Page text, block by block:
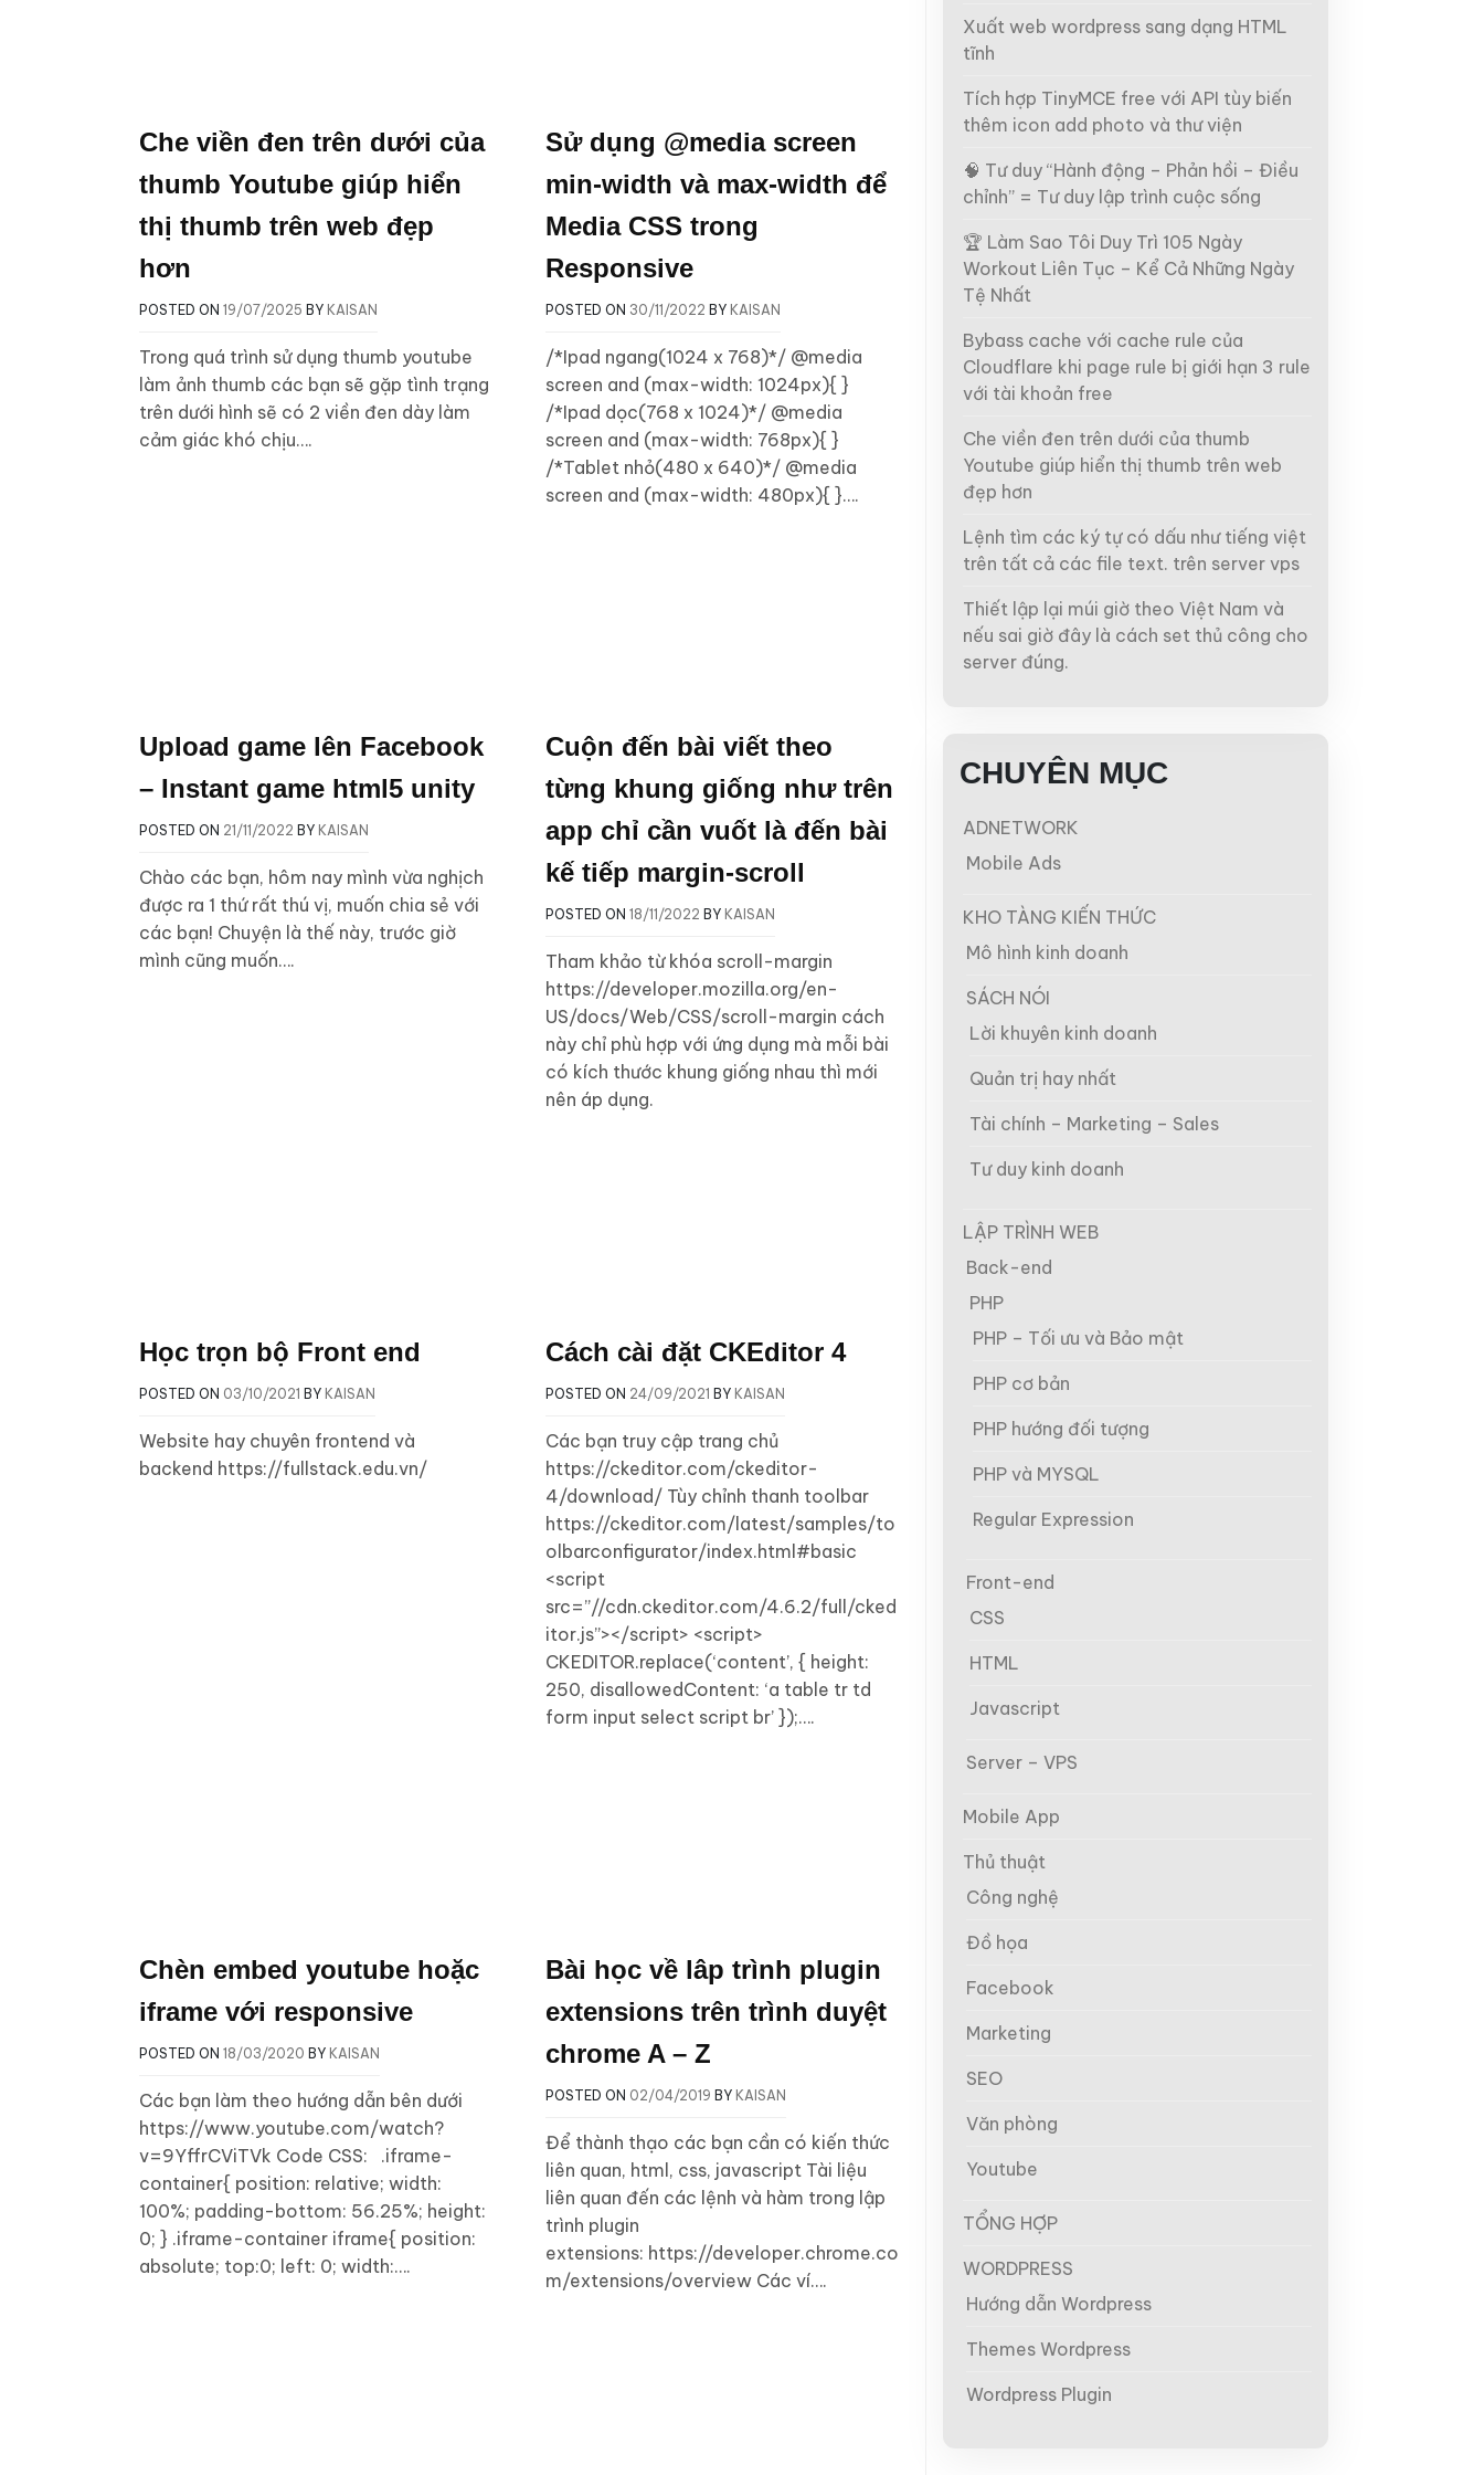
Che viền đen trên dưới của
thumb Youtube giúp hiển
thị thumb trên web đẹp
hơn
POSTED ON 19/07/2025 BY KAISAN
Trong quá trình sử dụng thumb youtube
làm ảnh thumb các bạn sẽ gặp tình trạng
trên dưới hình sẽ có 2 viền đen dày làm
cảm giác khó chịu….
Sử dụng @media screen
min-width và max-width để
Media CSS trong
Responsive
POSTED ON 30/11/2022 BY KAISAN
/*Ipad ngang(1024 x 768)*/ @media
screen and (max-width: 1024px){ }
/*Ipad dọc(768 x 1024)*/ @media
screen and (max-width: 768px){ }
/*Tablet nhỏ(480 x 640)*/ @media
screen and (max-width: 480px){ }….
Upload game lên Facebook
– Instant game html5 unity
POSTED ON 21/11/2022 BY KAISAN
Chào các bạn, hôm nay mình vừa nghịch
được ra 1 thứ rất thú vị, muốn chia sẻ với
các bạn! Chuyện là thế này, trước giờ
mình cũng muốn….
Cuộn đến bài viết theo
từng khung giống như trên
app chỉ cần vuốt là đến bài
kế tiếp margin-scroll
POSTED ON 18/11/2022 BY KAISAN
Tham khảo từ khóa scroll-margin
https://developer.mozilla.org/en-
US/docs/Web/CSS/scroll-margin cách
này chỉ phù hợp với ứng dụng mà mỗi bài
có kích thước khung giống nhau thì mới
nên áp dụng.
Học trọn bộ Front end
POSTED ON 03/10/2021 BY KAISAN
Website hay chuyên frontend và
backend https://fullstack.edu.vn/
Cách cài đặt CKEditor 4
POSTED ON 24/09/2021 BY KAISAN
Các bạn truy cập trang chủ
https://ckeditor.com/ckeditor-
4/download/ Tùy chỉnh thanh toolbar
https://ckeditor.com/latest/samples/to
olbarconfigurator/index.html#basic
<script
src=”//cdn.ckeditor.com/4.6.2/full/cked
itor.js”></script> <script>
CKEDITOR.replace(‘content’, { height:
250, disallowedContent: ‘a table tr td
form input select script br’ });….
Chèn embed youtube hoặc
iframe với responsive
POSTED ON 18/03/2020 BY KAISAN
Các bạn làm theo hướng dẫn bên dưới
https://www.youtube.com/watch?
v=9YffrCViTVk Code CSS: .iframe-
container{ position: relative; width:
100%; padding-bottom: 56.25%; height:
0; } .iframe-container iframe{ position:
absolute; top:0; left: 0; width:….
Bài học về lâp trình plugin
extensions trên trình duyệt
chrome A – Z
POSTED ON 02/04/2019 BY KAISAN
Để thành thạo các bạn cần có kiến thức
liên quan, html, css, javascript Tài liệu
liên quan đến các lệnh và hàm trong lập
trình plugin
extensions: https://developer.chrome.co
m/extensions/overview Các ví….
Xuất web wordpress sang dạng HTML
tĩnh
Tích hợp TinyMCE free với API tùy biến
thêm icon add photo và thư viện
🧠 Tư duy “Hành động – Phản hồi – Điều
chỉnh” = Tư duy lập trình cuộc sống
🏆 Làm Sao Tôi Duy Trì 105 Ngày
Workout Liên Tục – Kể Cả Những Ngày
Tệ Nhất
Bybass cache với cache rule của
Cloudflare khi page rule bị giới hạn 3 rule
với tài khoản free
Che viền đen trên dưới của thumb
Youtube giúp hiển thị thumb trên web
đẹp hơn
Lệnh tìm các ký tự có dấu như tiếng việt
trên tất cả các file text. trên server vps
Thiết lập lại múi giờ theo Việt Nam và
nếu sai giờ đây là cách set thủ công cho
server đúng.
CHUYÊN MỤC
ADNETWORK
Mobile Ads
KHO TÀNG KIẾN THỨC
Mô hình kinh doanh
SÁCH NÓI
Lời khuyên kinh doanh
Quản trị hay nhất
Tài chính – Marketing – Sales
Tư duy kinh doanh
LẬP TRÌNH WEB
Back-end
PHP
PHP – Tối ưu và Bảo mật
PHP cơ bản
PHP hướng đối tượng
PHP và MYSQL
Regular Expression
Front-end
CSS
HTML
Javascript
Server – VPS
Mobile App
Thủ thuật
Công nghệ
Đồ họa
Facebook
Marketing
SEO
Văn phòng
Youtube
TỔNG HỢP
WORDPRESS
Hướng dẫn Wordpress
Themes Wordpress
Wordpress Plugin